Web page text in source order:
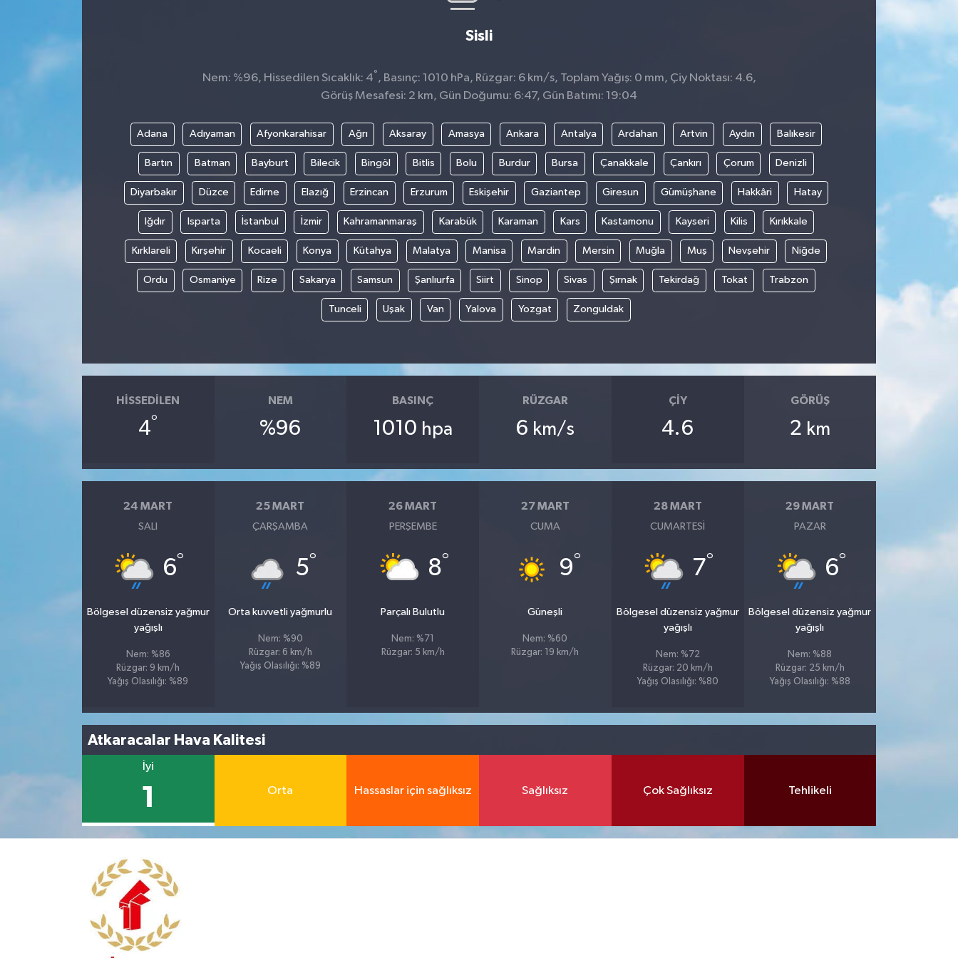
Sisli
Nem: %96, Hissedilen Sıcaklık: 4° , Basınç: 1010 hPa, Rüzgar: 6 km/s, Toplam Yağış: 0 mm, Çiy Noktası: 4.6,
Görüş Mesafesi: 2 km, Gün Doğumu: 6:47, Gün Batımı: 19:04
Adana Adıyaman Afyonkarahisar Ağrı Aksaray Amasya Ankara Antalya Ardahan Artvin Aydın Balıkesir
Bartın Batman Bayburt Bilecik Bingöl Bitlis Bolu Burdur Bursa Çanakkale Çankırı Çorum Denizli
Diyarbakır Düzce Edirne Elazığ Erzincan Erzurum Eskişehir Gaziantep Giresun Gümüşhane Hakkâri Hatay
Iğdır Isparta İstanbul İzmir Kahramanmaraş Karabük Karaman Kars Kastamonu Kayseri Kilis Kırıkkale
Kırklareli Kırşehir Kocaeli Konya Kütahya Malatya Manisa Mardin Mersin Muğla Muş Nevşehir Niğde
Ordu Osmaniye Rize Sakarya Samsun Şanlıurfa Siirt Sinop Sivas Şırnak Tekirdağ Tokat Trabzon
Tunceli Uşak Van Yalova Yozgat Zonguldak
HISSEDILEN
4°
NEM
%96
BASINÇ
1010 hpa
RÜZGAR
6 km/s
ÇIY
4.6
GÖRÜŞ
2 km
24 MART
SALI
6°
Bölgesel düzensiz yağmur
yağışlı
Nem: %86
Rüzgar: 9 km/h
Yağış Olasılığı: %89
25 MART
ÇARŞAMBA
5°
Orta kuvvetli yağmurlu
Nem: %90
Rüzgar: 6 km/h
Yağış Olasılığı: %89
26 MART
PERŞEMBE
8°
Parçalı Bulutlu
Nem: %71
Rüzgar: 5 km/h
27 MART
CUMA
9°
Güneşli
Nem: %60
Rüzgar: 19 km/h
28 MART
CUMARTESI
7°
Bölgesel düzensiz yağmur
yağışlı
Nem: %72
Rüzgar: 20 km/h
Yağış Olasılığı: %80
29 MART
PAZAR
6°
Bölgesel düzensiz yağmur
yağışlı
Nem: %88
Rüzgar: 25 km/h
Yağış Olasılığı: %88
Atkaracalar Hava Kalitesi
İyi
1 Orta Hassaslar için sağlıksız Sağlıksız Çok Sağlıksız Tehlikeli
PROJELER İNGİLİZCE
YEREL MEDYA RAPORU